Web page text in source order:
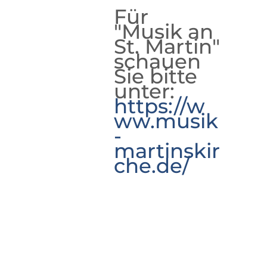
Für
"Musik an
St. Martin"
schauen
Sie bitte
unter:
https://w
ww.musik
-
martinskir
che.de/